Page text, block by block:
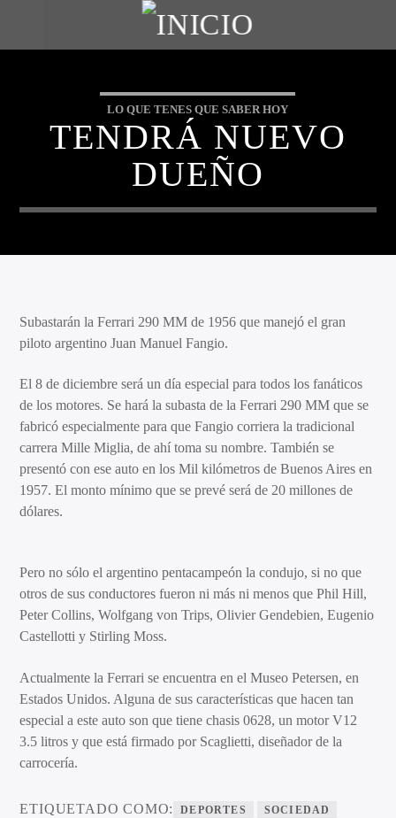
LO QUE TENES QUE SABER HOY
TENDRÁ NUEVO
DUEÑO
Subastarán la Ferrari 290 MM de 1956 que manejó el gran
piloto argentino Juan Manuel Fangio.
El 8 de diciembre será un día especial para todos los fanáticos
de los motores. Se hará la subasta de la Ferrari 290 MM que se
fabricó especialmente para que Fangio corriera la tradicional
carrera Mille Miglia, de ahí toma su nombre. También se
presentó con ese auto en los Mil kilómetros de Buenos Aires en
1957. El monto mínimo que se prevé será de 20 millones de
dólares.
Pero no sólo el argentino pentacampeón la condujo, si no que
otros de sus conductores fueron ni más ni menos que Phil Hill,
Peter Collins, Wolfgang von Trips, Olivier Gendebien, Eugenio
Castellotti y Stirling Moss.
Actualmente la Ferrari se encuentra en el Museo Petersen, en
Estados Unidos. Alguna de sus características que hacen tan
especial a este auto son que tiene chasis 0628, un motor V12
3.5 litros y que está firmado por Scaglietti, diseñador de la
carrocería.
ETIQUETADO COMO: DEPORTES SOCIEDAD